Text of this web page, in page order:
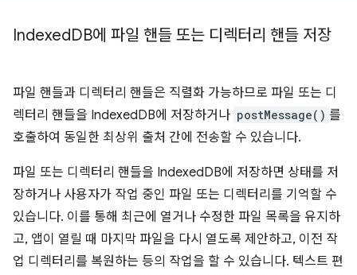
IndexedDB에 파일 핸들 또는 디렉터리 핸들 저장
파일 핸들과 디렉터리 핸들은 직렬화 가능하므로 파일 또는 디
렉터리 핸들을 IndexedDB에 저장하거나 postMessage() 를
호출하여 동일한 최상위 출처 간에 전송할 수 있습니다.
파일 또는 디렉터리 핸들을 IndexedDB에 저장하면 상태를 저
장하거나 사용자가 작업 중인 파일 또는 디렉터리를 기억할 수
있습니다. 이를 통해 최근에 열거나 수정한 파일 목록을 유지하
고, 앱이 열릴 때 마지막 파일을 다시 열도록 제안하고, 이전 작
업 디렉터리를 복원하는 등의 작업을 할 수 있습니다. 텍스트 편